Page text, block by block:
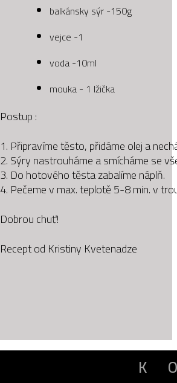
balkánsky sýr -150g
vejce -1
voda -10ml
mouka - 1 lžička
Postup :
1. Připravíme těsto, přidáme olej a
2. Sýry nastrouháme a smícháme se
3. Do hotového těsta zabalíme náplň.
4. Pečeme v max. teplotě 5-8 min. v
Dobrou chuť!
Recept od Kristiny Kvetenadze